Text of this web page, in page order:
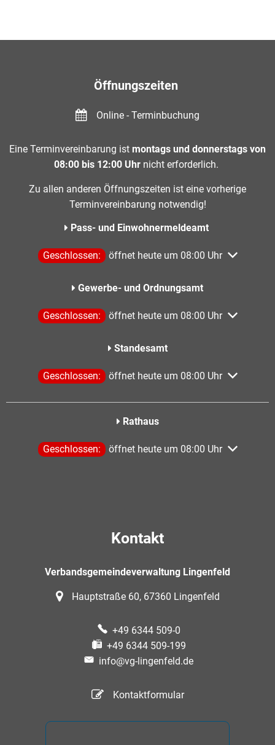
Öffnungszeiten
Online - Terminbuchung
Eine Terminvereinbarung ist montags und donnerstags von
08:00 bis 12:00 Uhr nicht erforderlich.
Zu allen anderen Öffnungszeiten ist eine vorherige
Terminvereinbarung notwendig!
Pass- und Einwohnermeldeamt
Klicken, um weitere Öffnungs- oder Schließzeiten
Geschlossen: öffnet heute um 08:00 Uhr
Gewerbe- und Ordnungsamt
Klicken, um weitere Öffnungs- oder Schließzeiten
Geschlossen: öffnet heute um 08:00 Uhr
Standesamt
Klicken, um weitere Öffnungs- oder Schließzeiten
Geschlossen: öffnet heute um 08:00 Uhr
Rathaus
Klicken, um weitere Öffnungs- oder Schließzeiten
Geschlossen: öffnet heute um 08:00 Uhr
Kontakt
Verbandsgemeindeverwaltung Lingenfeld
Hauptstraße 60, 67360 Lingenfeld
+49 6344 509-0
+49 6344 509-199
info@vg-lingenfeld.de
Kontaktformular